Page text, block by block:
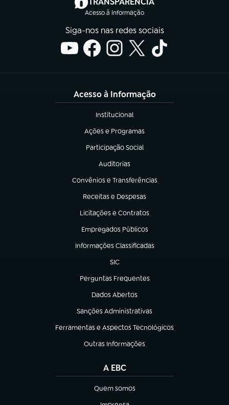
Acesso à Informação
Siga-nos nas redes sociais
Acesso à Informação
Institucional
(abre em nova aba)
Ações e Programas
(abre em nova aba)
Participação Social
(abre em nova aba)
Auditorias
(abre em nova aba)
Convênios e Transferências
(abre em nova aba)
Receitas e Despesas
(abre em nova aba)
Licitações e Contratos
(abre em nova aba)
Empregados Públicos
(abre em nova aba)
Informações Classificadas
(abre em nova aba)
SIC
(abre em nova aba)
Perguntas Frequentes
(abre em nova aba)
Dados Abertos
(abre em nova aba)
Sanções Administrativas
(abre em nova aba)
Ferramentas e Aspectos Tecnológicos
(abre em nova aba)
Outras Informações
(abre em nova aba)
A EBC
Quem somos
(abre em nova aba)